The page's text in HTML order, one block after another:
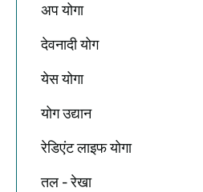
अप योगा
देवनादी योग
येस योगा
योग उद्यान
रेडिएंट लाइफ योगा
तल - रेखा